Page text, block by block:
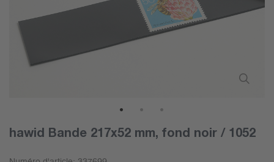
hawid Bande 217x52 mm, fond noir / 1052